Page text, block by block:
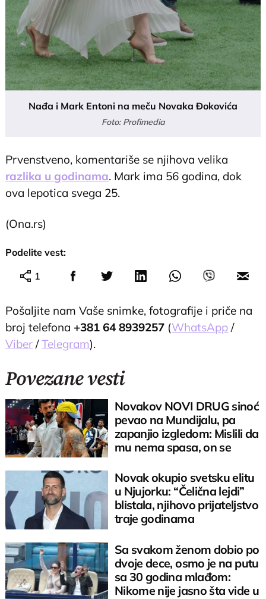
Nađa i Mark Entoni na meču Novaka Đokovića
Foto: Profimedia
Prvenstveno, komentariše se njihova velika
razlika u godinama. Mark ima 56 godina, dok
ova lepotica svega 25.
(Ona.rs)
Podelite vest:
1
Pošaljite nam Vaše snimke, fotografije i priče na
broj telefona +381 64 8939257 (WhatsApp /
Viber /Telegram).
Povezane vesti
Novakov NOVI DRUG sinoć
pevao na Mundijalu, pa
zapanjio izgledom: Mislili da
mu nema spasa, on se
Novak okupio svetsku elitu
u Njujorku: “Čelična lejdi”
blistala, njihovo prijateljstvo
traje godinama
Sa svakom ženom dobio po
dvoje dece, osmo je na putu
sa 30 godina mlađom:
Nikome nije jasno šta vide u